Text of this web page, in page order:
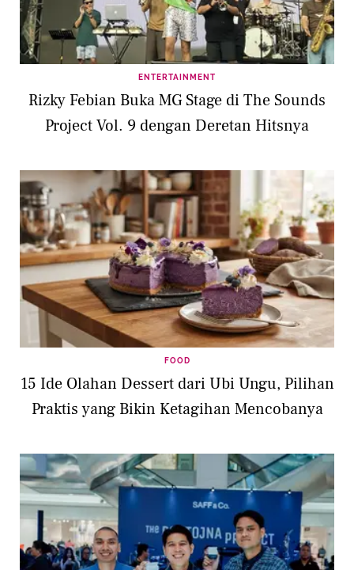
ENTERTAINMENT
Rizky Febian Buka MG Stage di The Sounds
Project Vol. 9 dengan Deretan Hitsnya
FOOD
15 Ide Olahan Dessert dari Ubi Ungu, Pilihan
Praktis yang Bikin Ketagihan Mencobanya